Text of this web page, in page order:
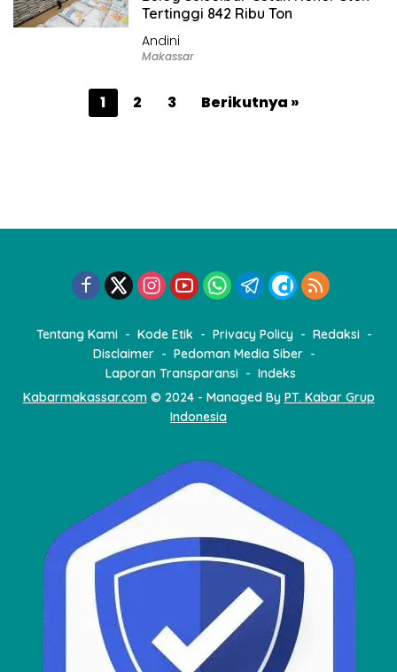
Tertinggi 842 Ribu Ton
Andini
Makassar
a
1 2 3 Berikutnya »
Tentang Kami Kode Etik Privacy Policy
Redaksi
Disclaimer
Pedoman Media Siber
Laporan Transparansi
Indeks
Kabarmakassar.com© 2024 - Managed By PT. Kabar Grup
Indonesia